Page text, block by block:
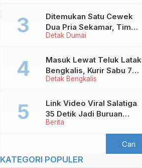
Detak Dumai
Ditemukan Satu Cewek
Dua Pria Sekamar, Tim
Yustisi Dumai Garuk
Mesum
Detak Bengkalis
Masuk Lewat Teluk Latak
Bengkalis, Kurir Sabu 7
Kilo Diringkus di
Berita
Link Video Viral Salatiga
35 Detik Jadi Buruan
Netizen
KATEGORI POPULER